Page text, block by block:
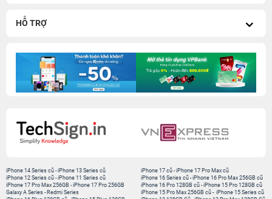
HỖ TRỢ
iPhone 14 Series cũ -iPhone 13 Series cũ
iPhone 12 Series cũ -iPhone 11 Series cũ
iPhone 17 Pro Max 256GB -iPhone 17 Pro 256GB
Galaxy A Series - Redmi Series
iPhone 17 cũ-iPhone 17 Pro Max cũ
iPhone 16 Series cũ- iPhone 16 Pro Max 256GB cũ
iPhone 16 Pro 128GB cũ-iPhone 15 Pro 128GB cũ
iPhone 15 Pro Max 256GB cũ- iPhone 15 Series cũ